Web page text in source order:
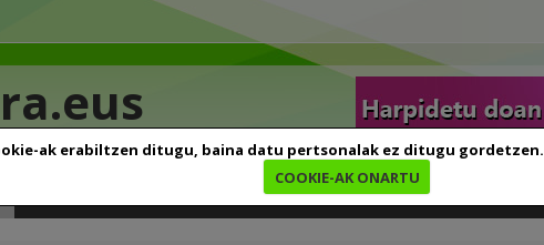
ak erabiltzen ditugu, baina datu pertsonalak ez ditugu gordetzen.
COOKIE-AK ONARTU
Euskara ikasten